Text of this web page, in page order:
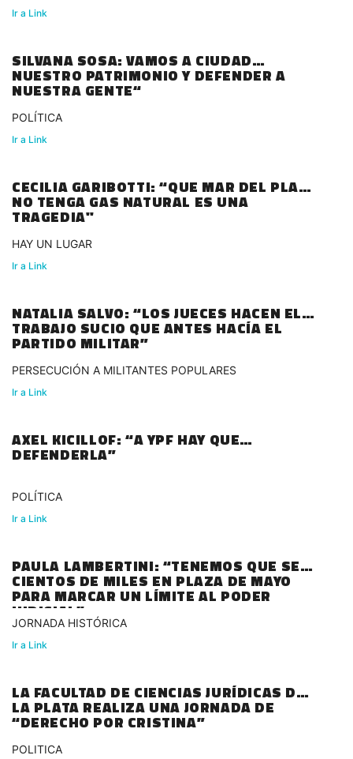
Ir a Link
SILVANA SOSA: VAMOS A CIUDAD
NUESTRO PATRIMONIO Y DEFENDER A
NUESTRA GENTE“
POLÍTICA
Ir a Link
CECILIA GARIBOTTI: “QUE MAR DEL PLATA
NO TENGA GAS NATURAL ES UNA
TRAGEDIA"
HAY UN LUGAR
Ir a Link
NATALIA SALVO: “LOS JUECES HACEN EL
TRABAJO SUCIO QUE ANTES HACÍA EL
PARTIDO MILITAR”
PERSECUCIÓN A MILITANTES POPULARES
Ir a Link
AXEL KICILLOF: “A YPF HAY QUE
DEFENDERLA”
POLÍTICA
Ir a Link
PAULA LAMBERTINI: “TENEMOS QUE SER
CIENTOS DE MILES EN PLAZA DE MAYO
PARA MARCAR UN LÍMITE AL PODER
JUDICIAL”
JORNADA HISTÓRICA
Ir a Link
LA FACULTAD DE CIENCIAS JURÍDICAS DE
LA PLATA REALIZA UNA JORNADA DE
“DERECHO POR CRISTINA”
POLITICA